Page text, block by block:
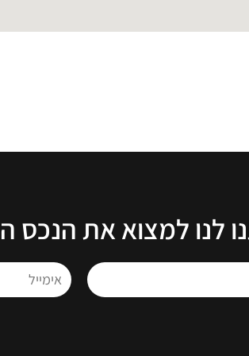
לנו למצוא את הנכס